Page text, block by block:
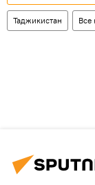
Таджикистан Все